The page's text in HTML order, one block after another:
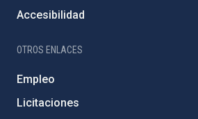
Accesibilidad
OTROS ENLACES
Empleo
Licitaciones